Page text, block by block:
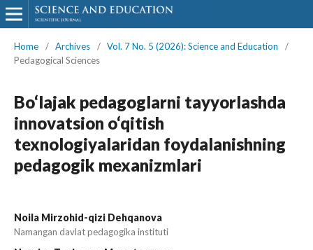
Home / Archives / Vol. 7 No. 5 (2026): Science and Education
/
Pedagogical Sciences
Bo‘lajak pedagoglarni tayyorlashda
innovatsion o‘qitish
texnologiyalaridan foydalanishning
pedagogik mexanizmlari
Noila Mirzohid-qizi Dehqanova
Namangan davlat pedagogika instituti